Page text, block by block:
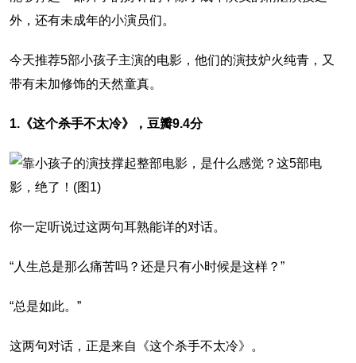
外，还有未成年的小演员们。
今天推荐5部小孩子主演的电影，他们的演技炉火纯青，又
带有未加修饰的天然童真。
1.《这个杀手不太冷》，豆瓣9.4分
你一定听说过这两句耳熟能详的对话。
“人生总是那么痛苦吗？还是只有小时候是这样？”
“总是如此。”
这两句对话，正是来自《这个杀手不太冷》。